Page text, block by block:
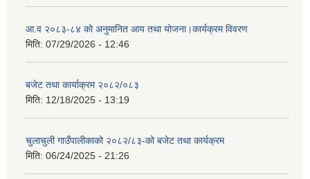
आ.व २०८३-८४ को अनुमानित आय तथा योजना।कार्यक्रम विवरण
मिति: 07/29/2026 - 12:46
बजेट तथा कार्याक्रम २०८२/०८३
मिति: 12/18/2025 - 13:19
चुलाचुली गाउँपालीकाको २०८२/८३-को बजेट तथा कार्यक्रम
मिति: 06/24/2025 - 21:26